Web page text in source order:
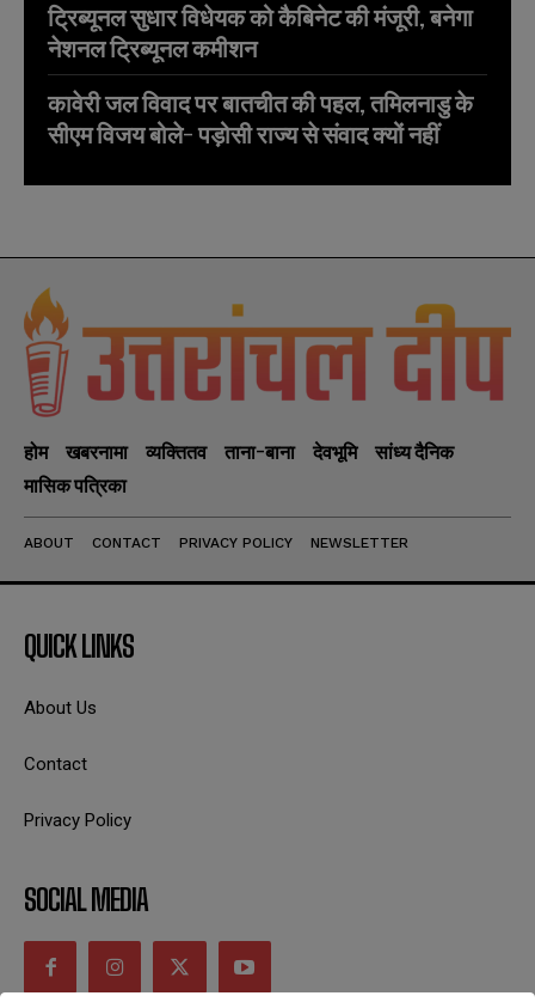
ट्रिब्यूनल सुधार विधेयक को कैबिनेट की मंजूरी, बनेगा
नेशनल ट्रिब्यूनल कमीशन
कावेरी जल विवाद पर बातचीत की पहल, तमिलनाडु के
सीएम विजय बोले- पड़ोसी राज्य से संवाद क्यों नहीं
होम खबरनामा व्यक्तितव ताना-बाना देवभूमि
सांध्य दैनिक
मासिक पत्रिका
ABOUT CONTACT PRIVACY POLICY NEWSLETTER
QUICK LINKS
About Us
Contact
Privacy Policy
SOCIAL MEDIA